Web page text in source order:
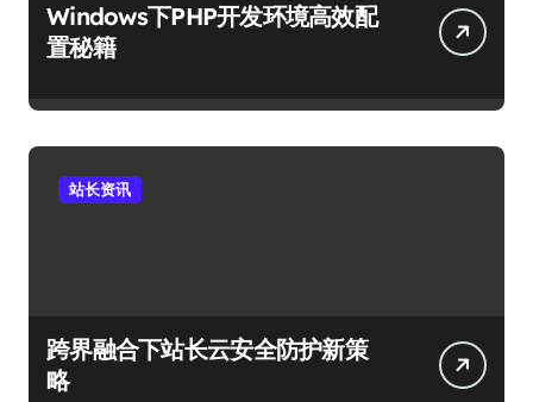
Windows下PHP开发环境高效配
置秘籍
站长资讯
跨界融合下站长云安全防护新策
略